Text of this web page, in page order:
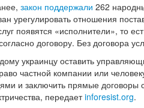
закон поддержали 262
урегулировать отношения
появятся «исполнители», то
договору. Без договора
украинцу оставить
частной компании или
и заключить прямые
передаетinforesist.org.